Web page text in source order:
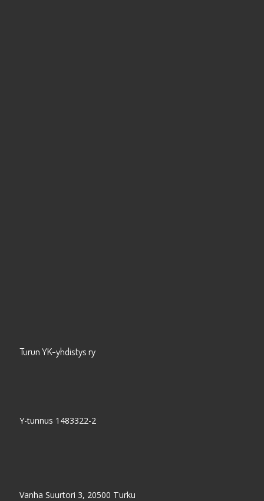
Turun YK-yhdistys ry
Y-tunnus 1483322-2
Vanha Suurtori 3, 20500 Turku